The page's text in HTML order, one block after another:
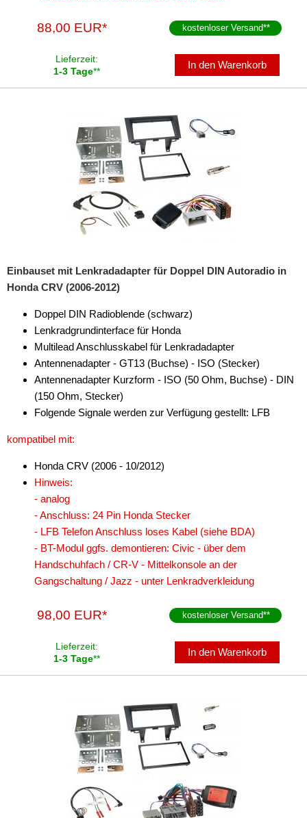
88,00 EUR* kostenloser Versand**
Lieferzeit:
1-3 Tage**
In den Warenkorb
Einbauset mit Lenkradadapter für Doppel DIN Autoradio in
Honda CRV (2006-2012)
Doppel DIN Radioblende (schwarz)
Lenkradgrundinterface für Honda
Multilead Anschlusskabel für Lenkradadapter
Antennenadapter - GT13 (Buchse) - ISO (Stecker)
Antennenadapter Kurzform - ISO (50 Ohm, Buchse) - DIN
(150 Ohm, Stecker)
Folgende Signale werden zur Verfügung gestellt: LFB
kompatibel mit:
Honda CRV (2006 - 10/2012)
Hinweis:
- analog
- Anschluss: 24 Pin Honda Stecker
- LFB Telefon Anschluss loses Kabel (siehe BDA)
- BT-Modul ggfs. demontieren: Civic - über dem
Handschuhfach / CR-V - Mittelkonsole an der
Gangschaltung / Jazz - unter Lenkradverkleidung
98,00 EUR* kostenloser Versand**
Lieferzeit:
1-3 Tage**
In den Warenkorb